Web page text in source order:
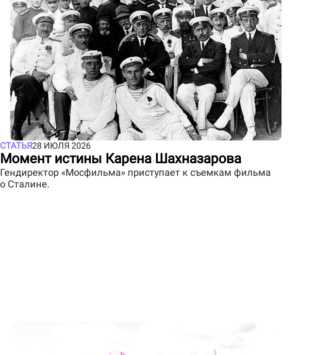
СТАТЬЯ28 ИЮЛЯ 2026
Момент истины Карена Шахназарова
Гендиректор «Мосфильма» приступает к съемкам фильма
о Сталине.